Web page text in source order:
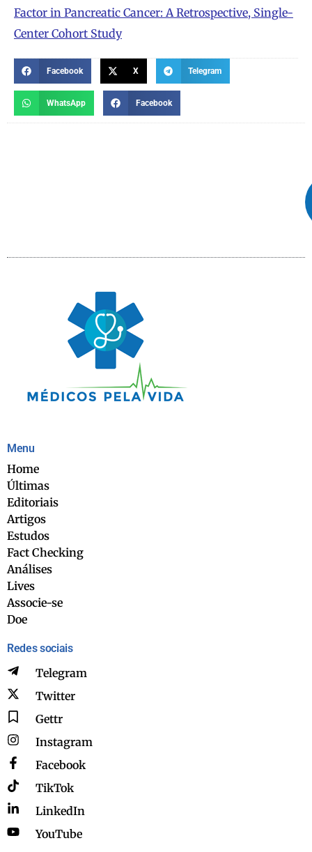
Factor in Pancreatic Cancer: A Retrospective, Single-
Center Cohort Study
Facebook X Telegram
WhatsApp Facebook
Menu
Home
Últimas
Editoriais
Artigos
Estudos
Fact Checking
Análises
Lives
Associe-se
Doe
Redes sociais
Telegram
Twitter
Gettr
Instagram
Facebook
TikTok
LinkedIn
YouTube